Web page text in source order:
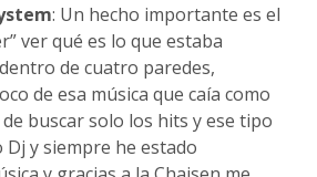
: Un hecho importante es el
ver qué es lo que estaba
de cuatro paredes,
de esa música que caía como
buscar solo los hits y ese tipo
Dj y siempre he estado